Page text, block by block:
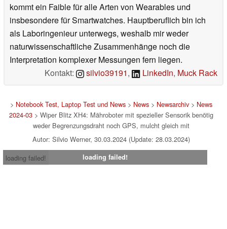
kommt ein Faible für alle Arten von Wearables und
insbesondere für Smartwatches. Hauptberuflich bin ich
als Laboringenieur unterwegs, weshalb mir weder
naturwissenschaftliche Zusammenhänge noch die
Interpretation komplexer Messungen fern liegen.
Kontakt:
silvio39191, LinkedIn, Muck Rack
> Notebook Test, Laptop Test und News> News> Newsarchiv> News
2024-03> Wiper Blitz XH4: Mähroboter mit spezieller Sensorik benötig
weder Begrenzungsdraht noch GPS, mulcht gleich mit
Autor: Silvio Werner, 30.03.2024 (Update: 28.03.2024)
loading failed!
loading failed!